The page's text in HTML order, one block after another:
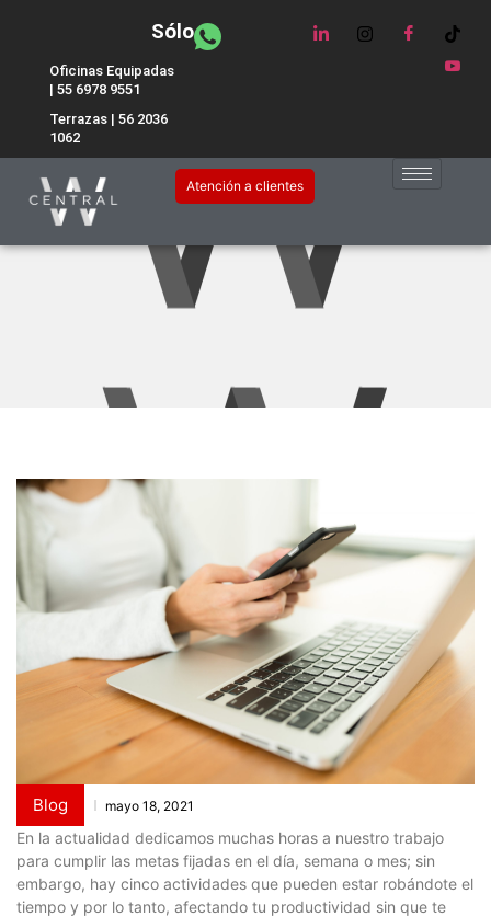
Sólo
Oficinas Equipadas
| 55 6978 9551
Terrazas | 56 2036
1062
Atención a clientes
Cosas que afectan tu
productividad
Blog mayo 18, 2021
En la actualidad dedicamos muchas horas a nuestro trabajo
para cumplir las metas fijadas en el día, semana o mes; sin
embargo, hay cinco actividades que pueden estar robándote el
tiempo y por lo tanto, afectando tu productividad sin que te